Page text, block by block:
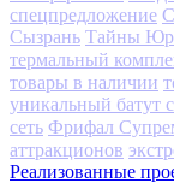
спецпредложение
Сызрань Тайны
термальный
товары в наличии
уникальный батут
сеть Фрифал
аттракционов
Реализованные